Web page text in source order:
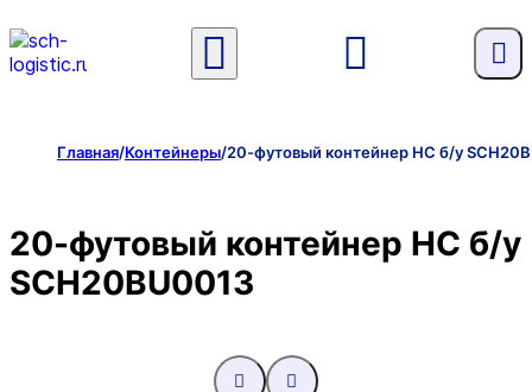
Главная/Контейнеры/20-футовый контейнер HC б/у
20-футовый контейнер HC б/у
SCH20BU0013